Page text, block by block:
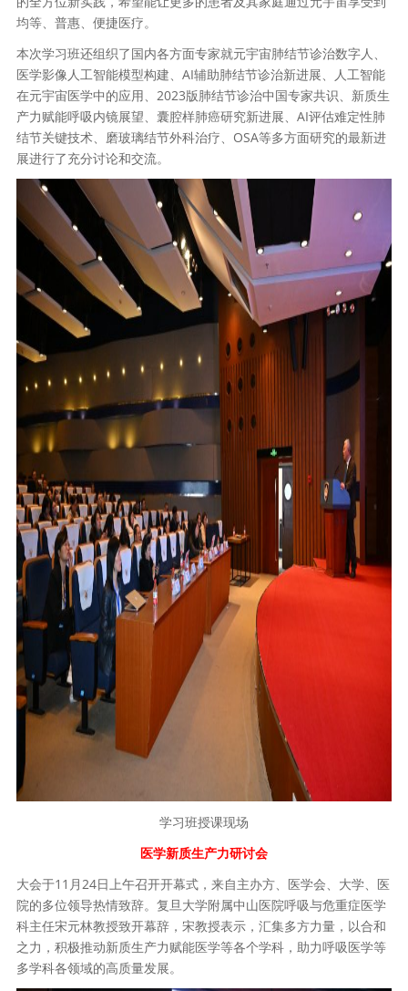
均等、普惠、便捷医疗。
本次学习班还组织了国内各方面专家就元宇宙肺结节诊治数字人、
医学影像人工智能模型构建、AI辅助肺结节诊治新进展、人工智能
在元宇宙医学中的应用、2023版肺结节诊治中国专家共识、新质生
产力赋能呼吸内镜展望、囊腔样肺癌研究新进展、AI评估难定性肺
结节关键技术、磨玻璃结节外科治疗、OSA等多方面研究的最新进
展进行了充分讨论和交流。
学习班授课现场
医学新质生产力研讨会
大会于11月24日上午召开开幕式，来自主办方、医学会、大学、医
院的多位领导热情致辞。复旦大学附属中山医院呼吸与危重症医学
科主任宋元林教授致开幕辞，宋教授表示，汇集多方力量，以合和
之力，积极推动新质生产力赋能医学等各个学科，助力呼吸医学等
多学科各领域的高质量发展。